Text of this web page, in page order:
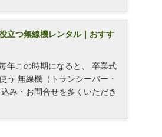
立つ無線機レンタル｜おすす
年この時期になると、 卒業式
う 無線機（トランシーバー・
み・お問合せを多くいただき